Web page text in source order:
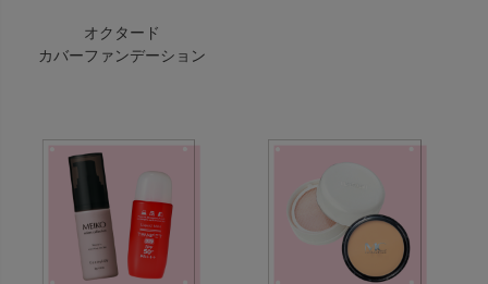
オクタード
カバーファンデーション